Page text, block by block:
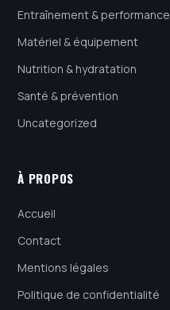
Entraînement & performance
Matériel & équipement
Nutrition & hydratation
Santé & prévention
Uncategorized
À PROPOS
Accueil
Contact
Mentions légales
Politique de confidentialité